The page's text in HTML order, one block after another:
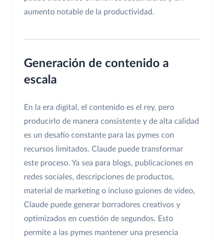
aumento notable de la productividad.
Generación de contenido a
escala
En la era digital, el contenido es el rey, pero
producirlo de manera consistente y de alta calidad
es un desafío constante para las pymes con
recursos limitados. Claude puede transformar
este proceso. Ya sea para blogs, publicaciones en
redes sociales, descripciones de productos,
material de marketing o incluso guiones de video,
Claude puede generar borradores creativos y
optimizados en cuestión de segundos. Esto
permite a las pymes mantener una presencia